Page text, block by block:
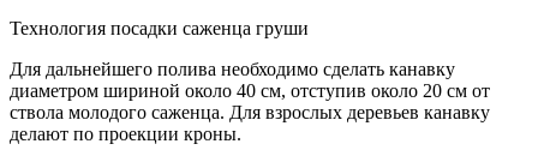
Технология посадки саженца груши
Для дальнейшего полива необходимо сделать канавку
диаметром шириной около 40 см, отступив около 20 см от
ствола молодого саженца. Для взрослых деревьев канавку
делают по проекции кроны.